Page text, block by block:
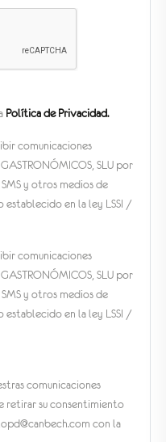
Política de Privacidad.
comunicaciones
SLU por
y otros medios de
establecido en la ley LSSI /
comunicaciones
SLU por
y otros medios de
establecido en la ley LSSI /
comunicaciones
retirar su consentimiento
con la